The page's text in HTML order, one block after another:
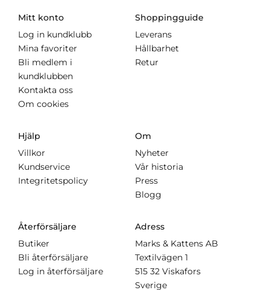
Mitt konto
Log in kundklubb
Mina favoriter
Bli medlem i
kundklubben
Kontakta oss
Om cookies
Shoppingguide
Leverans
Hållbarhet
Retur
Hjälp
Villkor
Kundservice
Integritetspolicy
Om
Nyheter
Vår historia
Press
Blogg
Återförsäljare
Butiker
Bli återförsäljare
Log in återförsäljare
Adress
Marks & Kattens AB
Textilvägen 1
515 32 Viskafors
Sverige